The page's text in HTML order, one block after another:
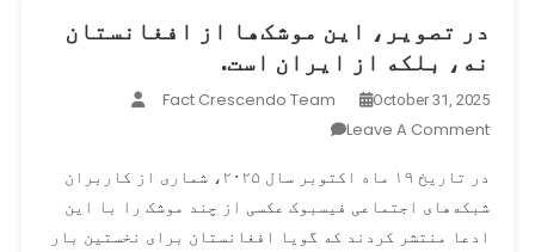
در تصویر، این موشک‌ها از افغانستان
نه، بلکه از ایران است.
October 31, 2025
Fact Crescendo Team
Leave A Comment
تصویر،
این
موشک‌ها
در تاریخ ۱۹ ماه اکتوبر سال ۲۰۲۵، شماری از کاربران
شبکه‌های اجتماعی فیسبوک عکسی از چند موشک را با این
ادعا منتشر کردند که گویا افغانستان برای نخستین بار